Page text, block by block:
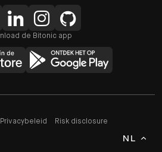
de Bitonic app
Privacybeleid Risk disclosure
NL